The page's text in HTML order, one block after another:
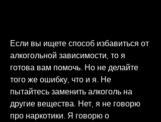
Если вы ищете способ избавиться от
алкогольной зависимости, то я
готова вам помочь. Но не делайте
того же ошибку, что и я. Не
пытайтесь заменить алкоголь на
другие вещества. Нет, я не говорю
про наркотики. Я говорю о